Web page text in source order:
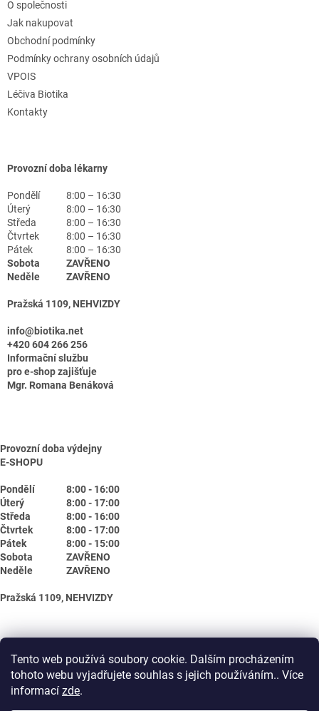
Tento web používá soubory cookie. Dalším procházením
tohoto webu vyjadřujete souhlas s jejich používáním.. Více
informací zde.
O společnosti
Jak nakupovat
Obchodní podmínky
Podmínky ochrany osobních údajů
VPOIS
Léčiva Biotika
Kontakty
Provozní doba lékarny
Pondělí
8:00 – 16:30
Úterý
8:00 – 16:30
Středa
8:00 – 16:30
Čtvrtek
8:00 – 16:30
Pátek
8:00 – 16:30
Sobota
ZAVŘENO
Neděle
ZAVŘENO
Pražská 1109, NEHVIZDY
info@biotika.net
+420 604 266 256
Informační službu
pro e-shop zajišťuje
Mgr. Romana Benáková
Provozní doba výdejny
E-SHOPU
Pondělí
8:00 - 16:00
Úterý
8:00 - 17:00
Středa
8:00 - 16:00
Čtvrtek
8:00 - 17:00
Pátek
8:00 - 15:00
Sobota
ZAVŘENO
Neděle
ZAVŘENO
Pražská 1109, NEHVIZDY